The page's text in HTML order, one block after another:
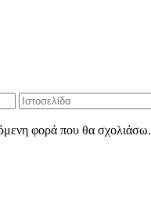
φορά που θα σχολιάσω.